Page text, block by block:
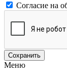
Согласие на
Меню